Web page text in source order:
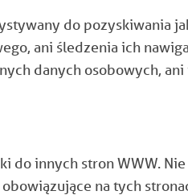
do pozyskiwania
ani śledzenia ich
danych osobowych,
do innych stron WWW.
na tych